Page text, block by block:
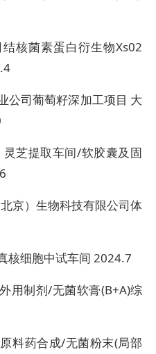
核菌素蛋白衍生物Xs02
公司葡萄籽深加工项目 大
芝提取车间/软胶囊及固
京）生物科技有限公司体
核细胞中试车间 2024.7
用制剂/无菌软膏(B+A)综
料药合成/无菌粉末(局部